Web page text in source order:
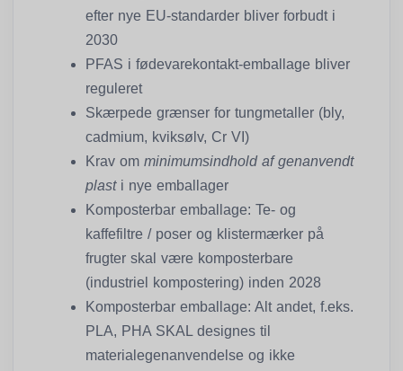
efter nye EU-standarder bliver forbudt i
2030
PFAS i fødevarekontakt-emballage bliver
reguleret
Skærpede grænser for tungmetaller (bly,
cadmium, kviksølv, Cr VI)
Krav om minimumsindhold af genanvendt
plasti nye emballager
Komposterbar emballage: Te- og
kaffefiltre / poser og klistermærker på
frugter skal være komposterbare
(industriel kompostering) inden 2028
Komposterbar emballage: Alt andet, f.eks.
PLA, PHA SKAL designes til
materialegenanvendelse og ikke